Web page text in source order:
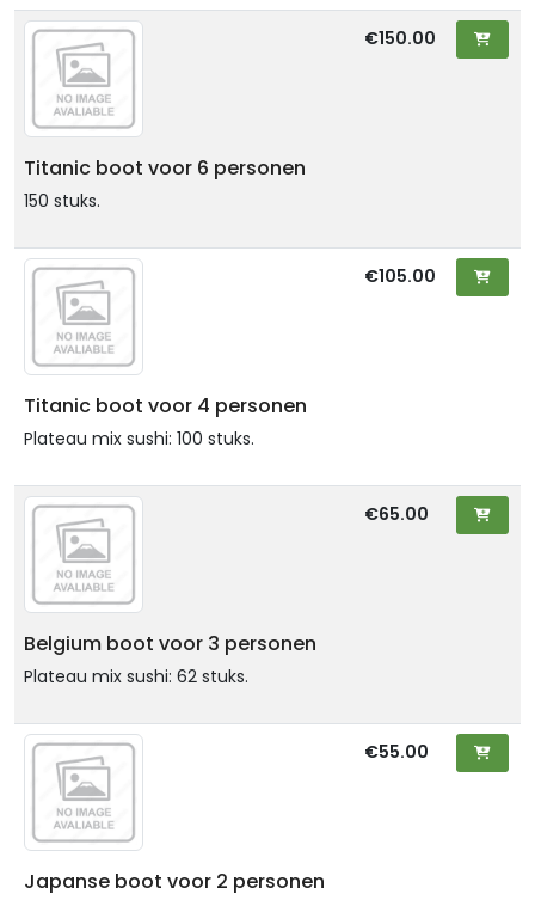
Titanic boot voor 6 personen
150 stuks.
€150.00
Titanic boot voor 4 personen
Plateau mix sushi: 100 stuks.
€105.00
Belgium boot voor 3 personen
Plateau mix sushi: 62 stuks.
€65.00
Japanse boot voor 2 personen
€55.00